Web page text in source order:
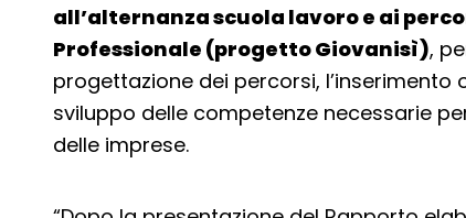
all’alternanza scuola lavoro e ai
Professionale (progetto Giovanisì),
progettazione dei percorsi,
sviluppo delle competenze necessarie
delle imprese.